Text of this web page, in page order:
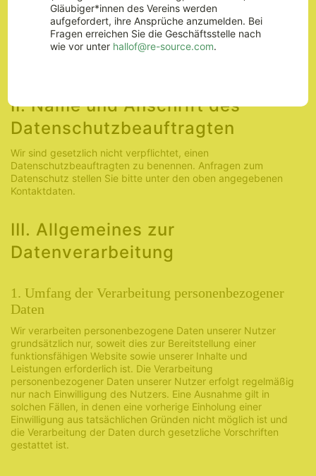
Vertreten durch:
Annette von Hagel
Georgenstraße 22
10117 Berlin
Telefon: +49 30 34647968
II. Name und Anschrift des
Datenschutzbeauftragten
Wir sind gesetzlich nicht verpflichtet, einen
Datenschutzbeauftragten zu benennen. Anfragen zum
Datenschutz stellen Sie bitte unter den oben angegebenen
Kontaktdaten.
III. Allgemeines zur
Datenverarbeitung
1. Umfang der Verarbeitung personenbezogener
Daten
Wir verarbeiten personenbezogene Daten unserer Nutzer
grundsätzlich nur, soweit dies zur Bereitstellung einer
funktionsfähigen Website sowie unserer Inhalte und
Leistungen erforderlich ist. Die Verarbeitung
personenbezogener Daten unserer Nutzer erfolgt regelmäßig
nur nach Einwilligung des Nutzers. Eine Ausnahme gilt in
solchen Fällen, in denen eine vorherige Einholung einer
Einwilligung aus tatsächlichen Gründen nicht möglich ist und
die Verarbeitung der Daten durch gesetzliche Vorschriften
gestattet ist.
Gläubiger*innen des Vereins werden
aufgefordert, ihre Ansprüche anzumelden. Bei
Fragen erreichen Sie die Geschäftsstelle nach
wie vor unter hallof@re-source.com.